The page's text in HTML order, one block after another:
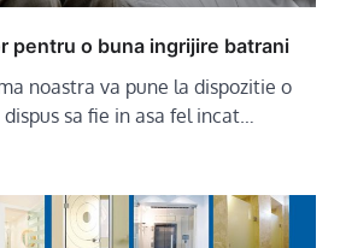
pentru o buna ingrijire batrani
noastra va pune la dispozitie o
sa fie in asa fel incat…